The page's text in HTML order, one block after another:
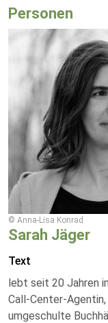
Personen
© Anna-Lisa Konrad
Sarah Jäger
Text
lebt seit 20 Jahren
Call-Center-
umgeschulte